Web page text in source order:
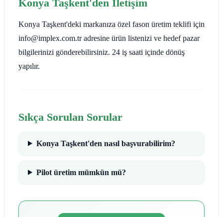
Konya Taşkent'den İletişim
Konya Taşkent'deki markanıza özel fason üretim teklifi için
info@implex.com.tr adresine ürün listenizi ve hedef pazar
bilgilerinizi gönderebilirsiniz. 24 iş saati içinde dönüş
yapılır.
Sıkça Sorulan Sorular
Konya Taşkent'den nasıl başvurabilirim?
Pilot üretim mümkün mü?